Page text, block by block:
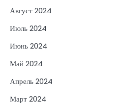
Август 2024
Июль 2024
Июнь 2024
Май 2024
Апрель 2024
Март 2024